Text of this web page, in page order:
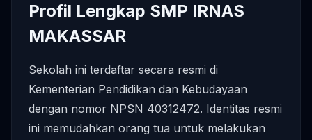
Profil Lengkap SMP IRNAS
MAKASSAR
Sekolah ini terdaftar secara resmi di
Kementerian Pendidikan dan Kebudayaan
dengan nomor NPSN 40312472. Identitas resmi
ini memudahkan orang tua untuk melakukan